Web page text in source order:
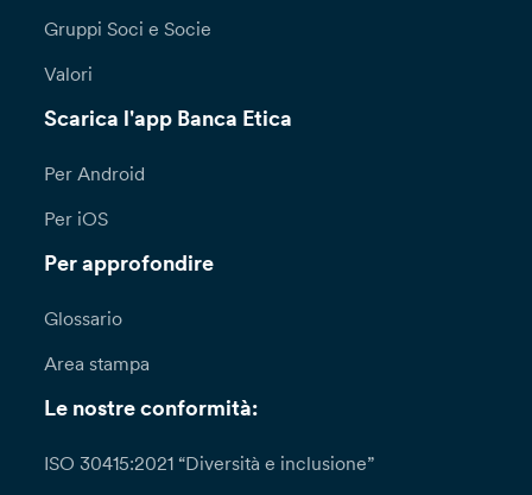
Gruppi Soci e Socie
Valori
Scarica l'app Banca Etica
Per Android
Per iOS
Per approfondire
Glossario
Area stampa
Le nostre conformità:
ISO 30415:2021 “Diversità e inclusione”